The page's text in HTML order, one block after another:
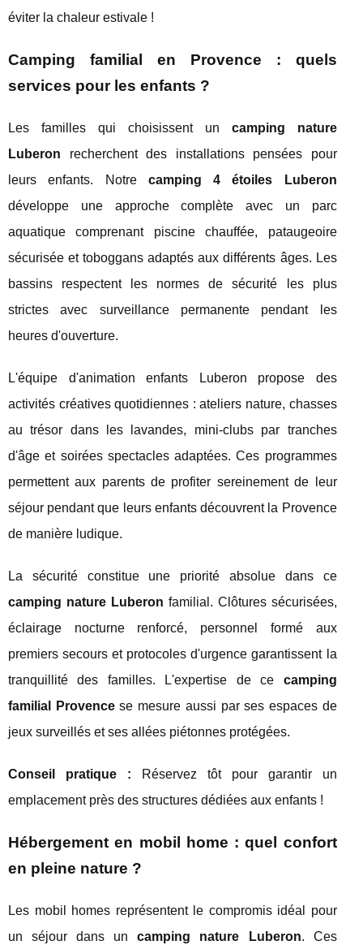
éviter la chaleur estivale !
Camping familial en Provence : quels
services pour les enfants ?
Les familles qui choisissent un camping nature
Luberon recherchent des installations pensées pour
leurs enfants. Notre camping 4 étoiles Luberon
développe une approche complète avec un parc
aquatique comprenant piscine chauffée, pataugeoire
sécurisée et toboggans adaptés aux différents âges. Les
bassins respectent les normes de sécurité les plus
strictes avec surveillance permanente pendant les
heures d'ouverture.
L'équipe d'animation enfants Luberon propose des
activités créatives quotidiennes : ateliers nature, chasses
au trésor dans les lavandes, mini-clubs par tranches
d'âge et soirées spectacles adaptées. Ces programmes
permettent aux parents de profiter sereinement de leur
séjour pendant que leurs enfants découvrent la Provence
de manière ludique.
La sécurité constitue une priorité absolue dans ce
camping nature Luberon familial. Clôtures sécurisées,
éclairage nocturne renforcé, personnel formé aux
premiers secours et protocoles d'urgence garantissent la
tranquillité des familles. L'expertise de ce camping
familial Provencese mesure aussi par ses espaces de
jeux surveillés et ses allées piétonnes protégées.
Conseil pratique : Réservez tôt pour garantir un
emplacement près des structures dédiées aux enfants !
Hébergement en mobil home : quel confort
en pleine nature ?
Les mobil homes représentent le compromis idéal pour
un séjour dans uncamping nature Luberon. Ces